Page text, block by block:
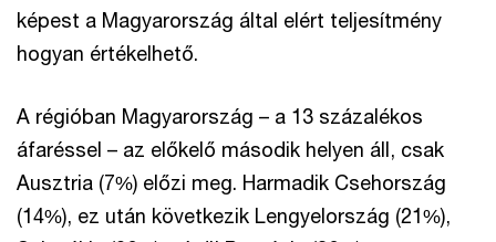
képest a Magyarország által elért teljesítmény
hogyan értékelhető.
A régióban Magyarország – a 13 százalékos
áfaréssel – az előkelő második helyen áll, csak
Ausztria (7%) előzi meg. Harmadik Csehország
(14%), ez után következik Lengyelország (21%),